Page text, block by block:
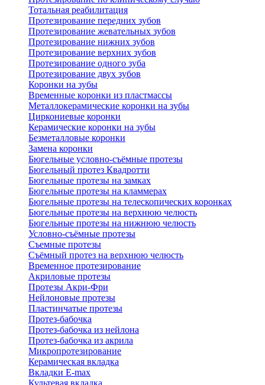
Тотальная реабилитация
Протезирование передних зубов
Протезирование жевательных зубов
Протезирование нижних зубов
Протезирование верхних зубов
Протезирование одного зуба
Протезирование двух зубов
Коронки на зубы
Временные коронки из пластмассы
Металлокерамические коронки на зубы
Циркониевые коронки
Керамические коронки на зубы
Безметалловые коронки
Замена коронки
Бюгельные условно-съёмные протезы
Бюгельный протез Квадротти
Бюгельные протезы на замках
Бюгельные протезы на кламмерах
Бюгельные протезы на телескопических коронках
Бюгельные протезы на верхнюю челюсть
Бюгельные протезы на нижнюю челюсть
Условно-съёмные протезы
Съемные протезы
Съёмный протез на верхнюю челюсть
Временное протезирование
Акриловые протезы
Протезы Акри-Фри
Нейлоновые протезы
Пластинчатые протезы
Протез-бабочка
Протез-бабочка из нейлона
Протез-бабочка из акрила
Микропротезирование
Керамическая вкладка
Вкладки E-max
Культевая вкладка